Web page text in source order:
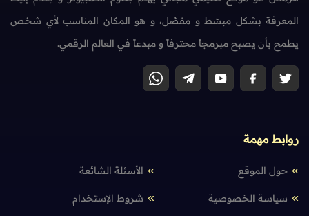
المعرفة بشكل مبسّط و مفصّل، و هو المكان المناسب لأي شخص
يطمح بأن يصبح مبرمجاً محترفاً و مبدعاً في العالم الرقمي.
روابط مهمة
حول الموقع الأسئلة الشائعة
سياسة الخصوصية شروط الإستخدام